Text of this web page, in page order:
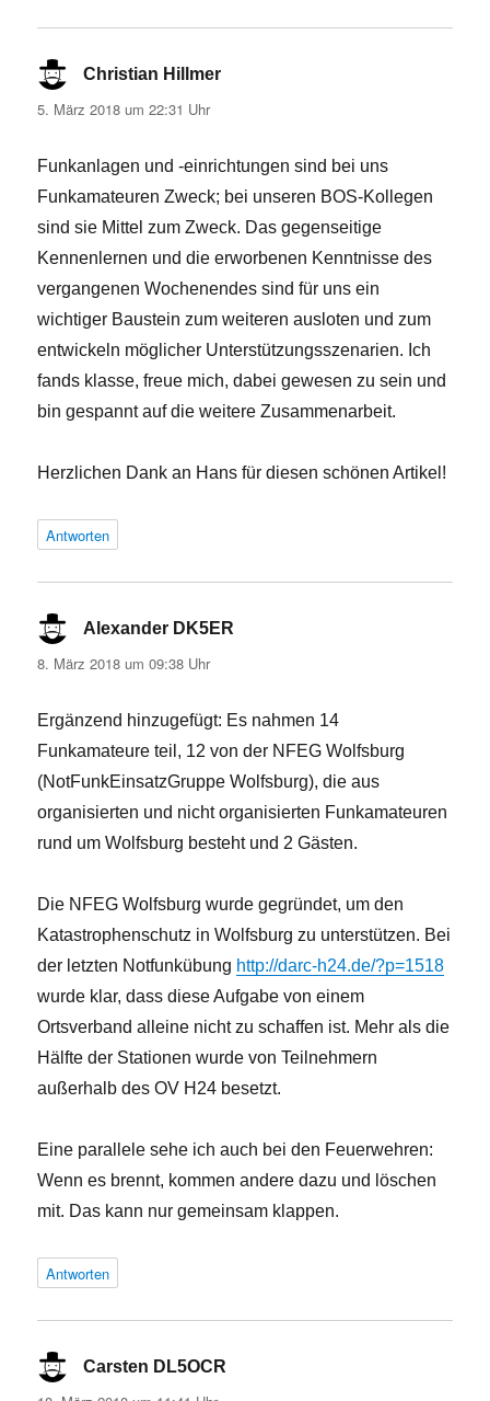
Christian Hillmer
5. März 2018 um 22:31 Uhr
Funkanlagen und -einrichtungen sind bei uns
Funkamateuren Zweck; bei unseren BOS-Kollegen
sind sie Mittel zum Zweck. Das gegenseitige
Kennenlernen und die erworbenen Kenntnisse des
vergangenen Wochenendes sind für uns ein
wichtiger Baustein zum weiteren ausloten und zum
entwickeln möglicher Unterstützungsszenarien. Ich
fands klasse, freue mich, dabei gewesen zu sein und
bin gespannt auf die weitere Zusammenarbeit.
Herzlichen Dank an Hans für diesen schönen Artikel!
Antworten
Alexander DK5ER
8. März 2018 um 09:38 Uhr
Ergänzend hinzugefügt: Es nahmen 14
Funkamateure teil, 12 von der NFEG Wolfsburg
(NotFunkEinsatzGruppe Wolfsburg), die aus
organisierten und nicht organisierten Funkamateuren
rund um Wolfsburg besteht und 2 Gästen.
Die NFEG Wolfsburg wurde gegründet, um den
Katastrophenschutz in Wolfsburg zu unterstützen. Bei
der letzten Notfunkübung http://darc-h24.de/?p=1518
wurde klar, dass diese Aufgabe von einem
Ortsverband alleine nicht zu schaffen ist. Mehr als die
Hälfte der Stationen wurde von Teilnehmern
außerhalb des OV H24 besetzt.
Eine parallele sehe ich auch bei den Feuerwehren:
Wenn es brennt, kommen andere dazu und löschen
mit. Das kann nur gemeinsam klappen.
Antworten
Carsten DL5OCR